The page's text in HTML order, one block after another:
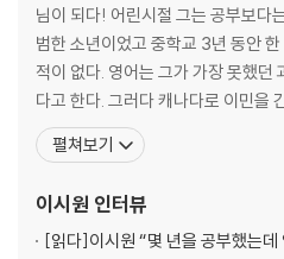
★★ 상황별 필수표현 300 ★★
[Day 15] Enjoy your ~ close
[Day 17] catch a cold ~ move on
[Day 19] have a stomachache ~
[Day 20] company ~ take a rain
님이 되다! 어린시절 그는 공부보다는 친구와 게임기가 더 좋았던 평
범한 소년이었고 중학교 3년 동안
적이 없다. 영어는 그가 가장 못했
다고 한다. 그러다 캐나다로 이민을
통과한 것이다. 아이들이 언어를 배
어의 원리와 한국어 중심의 말하기
나 영어를 말할 수 있게 하고자
펼쳐보기
이시원 인터뷰
[읽다] 이시원 “몇 년을 공부했는데